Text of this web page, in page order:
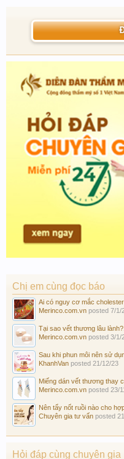
Chị em cùng đọc báo
Ai có nguy cơ mắc
Merinco.com.vn posted 7/1/
Tại sao vết thương lâu
Merinco.com.vn posted 3/1/
Sau khi phun môi nên sử
KhanhVan posted 21/12/23
Miếng dán vết thương thay
Merinco.com.vn posted 23/
Nên tẩy nốt ruồi nào cho
Chuyên gia tư vấn posted
Hỏi đáp cùng chuyên gia